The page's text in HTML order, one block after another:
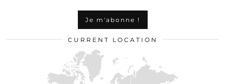
CURRENT LOCATION